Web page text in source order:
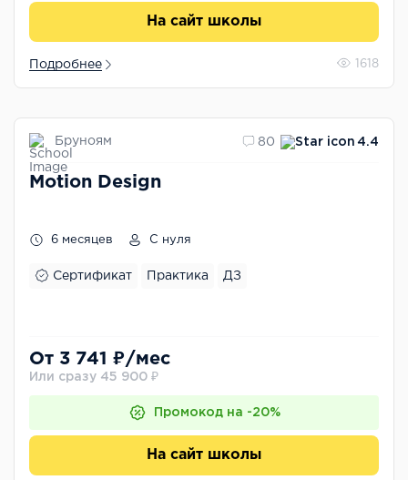
На сайт школы
Подробнее 1618
Бруноям 80 4.4
Motion Design
6 месяцев С нуля
Сертификат Практика ДЗ
От 3 741 ₽/мес
Или сразу 45 900 ₽
Промокод на -20%
На сайт школы